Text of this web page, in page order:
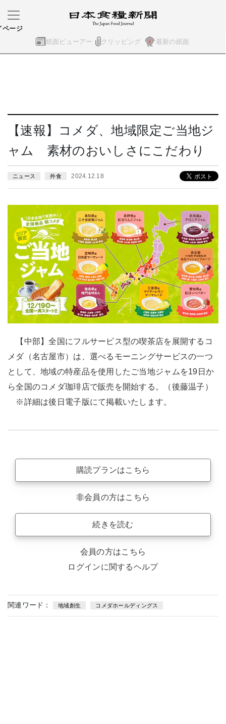
紙面ビューアー クリッピング 最新の紙面
ページ
【速報】コメダ、地域限定ご当地ジ
ャム 素材のおいしさにこだわり
ニュース 外食 2024.12.18
【中部】全国にフルサービス型の喫茶店を展開するコ
メダ（名古屋市）は、選べるモーニングサービスの一つ
として、地域の特産品を使用したご当地ジャムを19日か
ら全国のコメダ珈琲店で販売を開始する。（後藤温子）
※詳細は後日電子版にて掲載いたします。
購読プランはこちら
非会員の方はこちら
続きを読む
会員の方はこちら
ログインに関するヘルプ
関連ワード： 地域創生 コメダホールディングス